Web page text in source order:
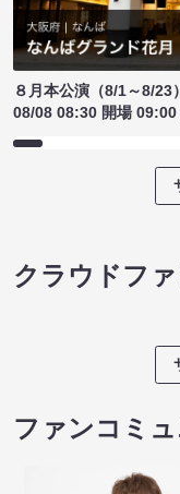
８月本公演（8/1～8/23）
08/08 08:30 開場 09:00
クラウドフ
ファンコミ